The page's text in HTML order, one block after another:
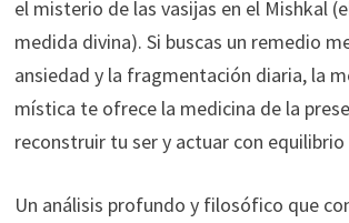
el misterio de las vasijas en el Mishkal
medida divina). Si buscas un remedio
ansiedad y la fragmentación diaria, la
mística te ofrece la medicina de la
reconstruir tu ser y actuar con equilibrio
Un análisis profundo y filosófico que